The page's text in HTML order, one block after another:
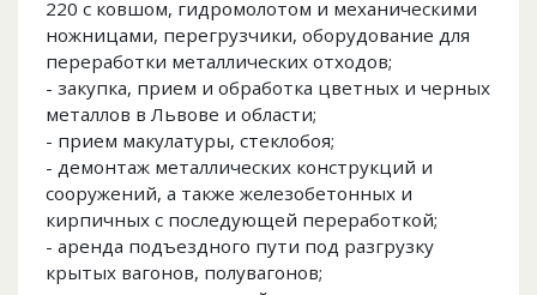
220 с ковшом, гидромолотом и механическими
ножницами, перегрузчики, оборудование для
переработки металлических отходов;
- закупка, прием и обработка цветных и черных
металлов в Львове и области;
- прием макулатуры, стеклобоя;
- демонтаж металлических конструкций и
сооружений, а также железобетонных и
кирпичных с последующей переработкой;
- аренда подъездного пути под разгрузку
крытых вагонов, полувагонов;